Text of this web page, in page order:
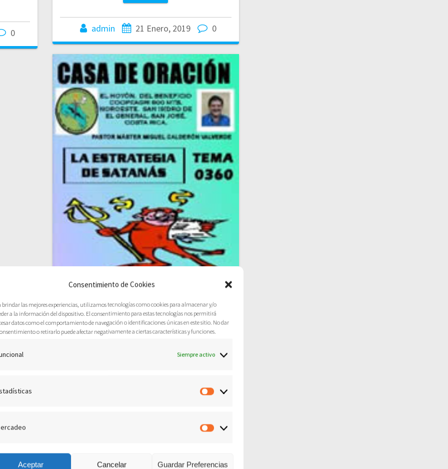
Consentimiento de Cookies
brindar las mejores experiencias, utilizamos tecnologías como cookies para almacenar y/o
a la información del dispositivo. El consentimiento para estas tecnologías nos permitirá
datos como el comportamiento de navegación o identificaciones únicas en este sitio. No dar
o retirarlo puede afectar negativamente a ciertas características y funciones.
Siempre activo
Estadísticas
Mercadeo
Aceptar Cancelar Guardar Preferencias
0 admin 21 Enero, 2019 0
LA ESTRATEGIA DE
SATANÁS
por supuesto⸴ y puede ser tan peligroso
cristianos ejerzan la autoridad que de veras
está⸴ trata de tentarnos para que pequemos⸴